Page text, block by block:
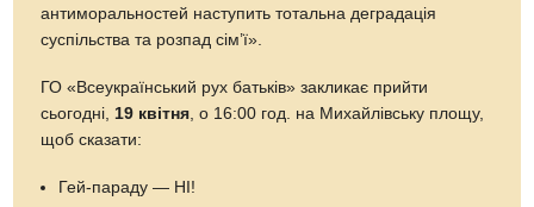
антиморальностей наступить тотальна деградація
суспільства та розпад сім’ї».
ГО «Всеукраїнський рух батьків» закликає прийти
сьогодні, 19 квітня , о 16:00 год. на Михайлівську площу,
щоб сказати:
Гей-параду — НІ!